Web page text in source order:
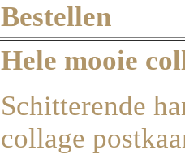
Bestellen
Hele mooie
Schitterende
collage